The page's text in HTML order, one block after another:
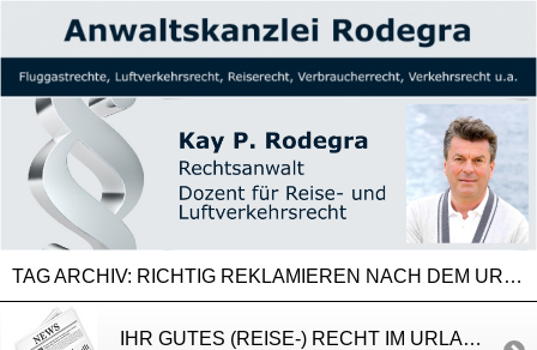
TAG ARCHIV: RICHTIG REKLAMIEREN NACH DEM URLAUB
IHR GUTES (REISE-) RECHT IM URLAUB / BILD